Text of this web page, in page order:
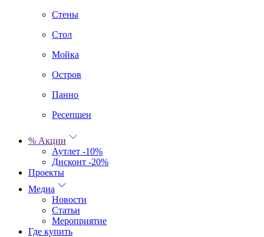
Cтены
Стол
Мойка
Остров
Панно
Ресепшен
% Акции
Аутлет -10%
Дисконт -20%
Проекты
Медиа
Новости
Статьи
Мероприятие
Где купить